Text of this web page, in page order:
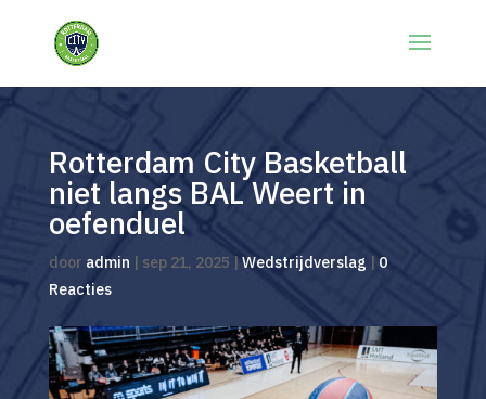
Rotterdam City Basketball
niet langs BAL Weert in
oefenduel
door admin | sep 21, 2025 | Wedstrijdverslag | 0
Reacties